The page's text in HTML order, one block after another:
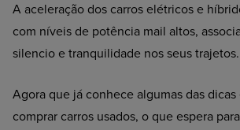
A aceleração dos carros elétricos e
com níveis de potência mail altos,
silencio e tranquilidade nos seus trajetos.
Agora que já conhece algumas das
comprar carros usados, o que espera